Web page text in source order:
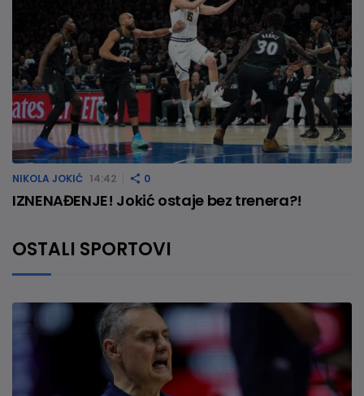
NIKOLA JOKIĆ 14:42 0
IZNENAĐENJE! Jokić ostaje bez trenera?!
OSTALI SPORTOVI